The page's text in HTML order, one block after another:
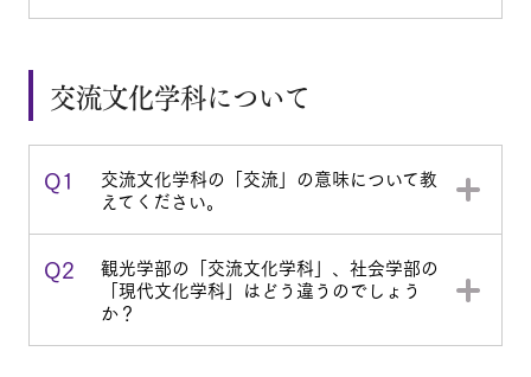
交流文化学科について
Q1 交流文化学科の「交流」の意味について教
えてください。
Q2 観光学部の「交流文化学科」、社会学部の
「現代文化学科」はどう違うのでしょう
か？